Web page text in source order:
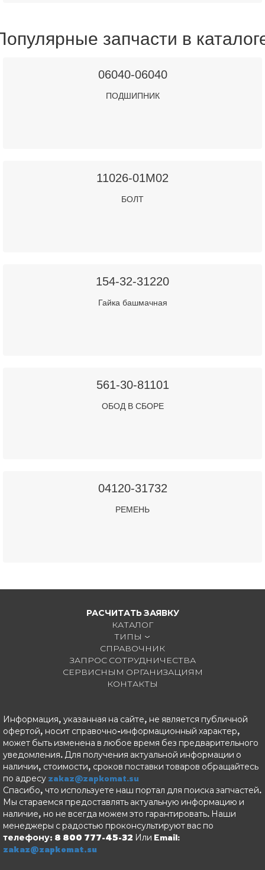
запчасти в
06040-06040
ПОДШИПНИК
11026-01M02
БОЛТ
154-32-31220
Гайка башмачная
561-30-81101
ОБОД В СБОРЕ
04120-31732
РЕМЕНЬ
РАСЧИТАТЬ ЗАЯВКУ
КАТАЛОГ
ТИПЫ
СПРАВОЧНИК
ЗАПРОС СОТРУДНИЧЕСТВА
СЕРВИСНЫМ ОРГАНИЗАЦИЯМ
КОНТАКТЫ
Информация, указанная на сайте, не является публичной
офертой, носит справочно-информационный характер,
может быть изменена в любое время без предварительного
уведомления. Для получения актуальной информации о
наличии, стоимости, сроков поставки товаров обращайтесь
по адресу zakaz@zapkomat.su
Спасибо, что используете наш портал для поиска запчастей.
Мы стараемся предоставлять актуальную информацию и
наличие, но не всегда можем это гарантировать. Наши
менеджеры с радостью проконсультируют вас по
телефону: 8 800 777-45-32 Или Email:
zakaz@zapkomat.su